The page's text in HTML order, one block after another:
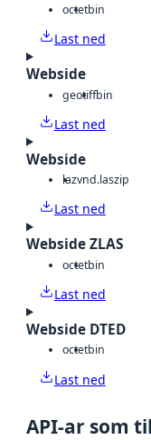
octetbin
Last ned
Webside
geotiffbin
Last ned
Webside
lazvnd.laszip
Last ned
Webside ZLAS
octetbin
Last ned
Webside DTED
octetbin
Last ned
API-ar som